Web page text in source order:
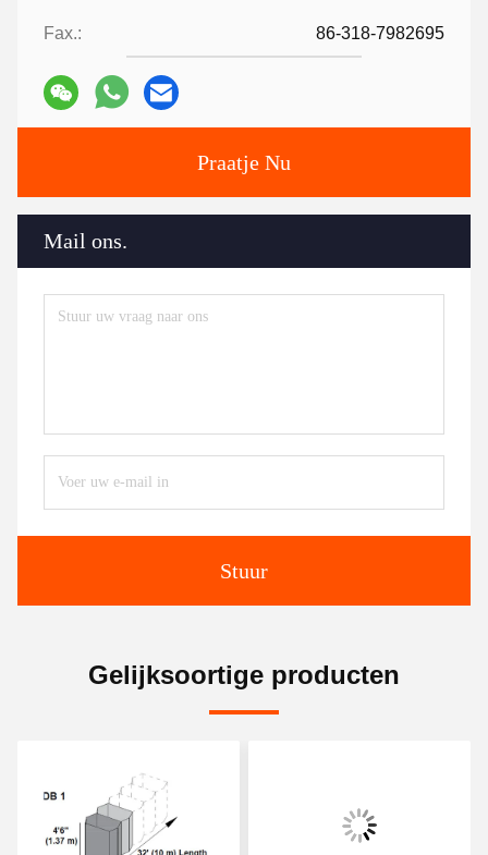
Fax.: 86-318-7982695
Praatje Nu
Mail ons.
Stuur
Gelijksoortige producten